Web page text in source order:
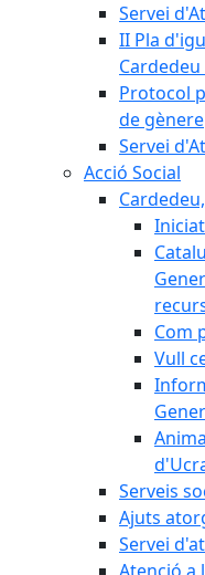
Servei
II Pla
Cardedeu
Protocol
de gènere
Servei
Acció Social
Com
Vull
Serveis
Ajuts
Servei